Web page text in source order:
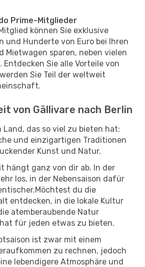
Prime-Mitglieder
können Sie exklusive
und Hunderte von Euro bei Ihren
Mietwagen sparen, neben vielen
Entdecken Sie alle Vorteile von
Sie Teil der weltweit
von Gällivare nach Berlin
Land, das so viel zu bieten hat:
und einzigartigen Traditionen
Kunst und Natur.
hängt ganz von dir ab. In der
los, in der Nebensaison dafür
du die
entdecken, in die lokale Kultur
atemberaubende Natur
für jeden etwas zu bieten.
ist zwar mit einem
zu rechnen, jedoch
lebendigere Atmosphäre und